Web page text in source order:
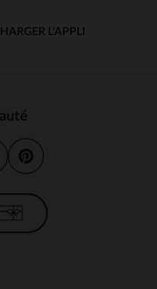
la conformité avec
L'APPLI